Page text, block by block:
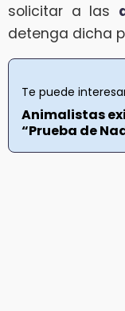
solicitar a las
detenga dicha
Te puede
Animalistas
“Prueba de